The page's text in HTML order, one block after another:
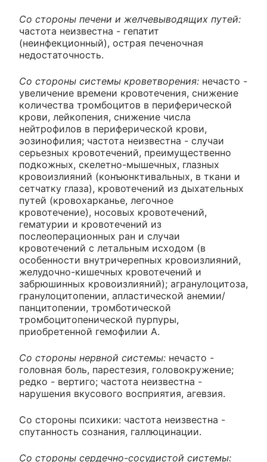
Со стороны печени и желчевыводящих путей:
частота неизвестна - гепатит
(неинфекционный), острая печеночная
недостаточность.
Со стороны системы кроветворения: нечасто -
увеличение времени кровотечения, снижение
количества тромбоцитов в периферической
крови, лейкопения, снижение числа
нейтрофилов в периферической крови,
эозинофилия; частота неизвестна - случаи
серьезных кровотечений, преимущественно
подкожных, скелетно-мышечных, глазных
кровоизлияний (конъюнктивальных, в ткани и
сетчатку глаза), кровотечений из дыхательных
путей (кровохарканье, легочное
кровотечение), носовых кровотечений,
гематурии и кровотечений из
послеоперационных ран и случаи
кровотечений с летальным исходом (в
особенности внутричерепных кровоизлияний,
желудочно-кишечных кровотечений и
забрюшинных кровоизлияний); агранулоцитоза,
гранулоцитопении, апластической анемии/
панцитопении, тромботической
тромбоцитопенической пурпуры,
приобретенной гемофилии А.
Со стороны нервной системы: нечасто -
головная боль, парестезия, головокружение;
редко - вертиго; частота неизвестна -
нарушения вкусового восприятия, агевзия.
Со стороны психики: частота неизвестна -
спутанность сознания, галлюцинации.
Со стороны сердечно-сосудистой системы: